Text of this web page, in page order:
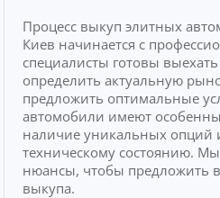
Процесс выкуп элитных
Киев начинается с
специалисты готовы
определить актуальную
предложить оптимальные
автомобили имеют
наличие уникальных опций
техническому состоянию.
нюансы, чтобы предложить
выкупа.